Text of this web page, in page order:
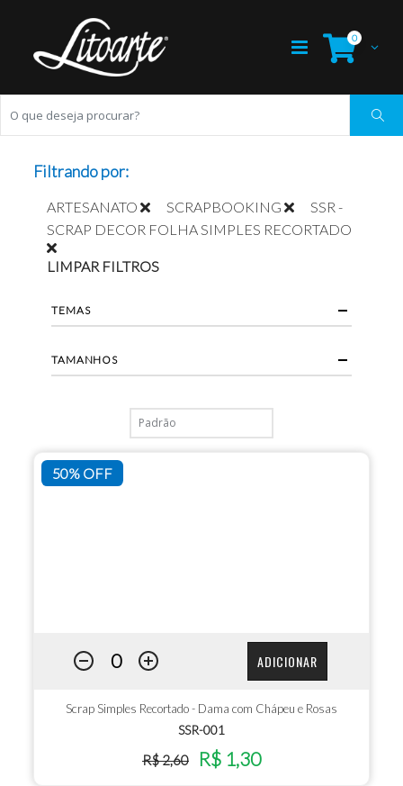
0
50% OFF
ADICIONAR
Scrap Simples Recortado - Dama com Chápeu e Rosas
SSR-001
R$ 2,60 R$ 1,30
Filtrando por:
ARTESANATO SCRAPBOOKING
SSR -
SCRAP DECOR FOLHA SIMPLES RECORTADO
LIMPAR FILTROS
TEMAS
TAMANHOS